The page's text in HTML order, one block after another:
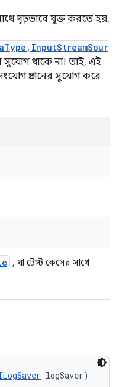
দৃঢ়ভাবে যুক্ত করতে হয়,
থাকে না। তাই, এই
প্রদানের সুযোগ করে
, যা টেস্ট কেসের সাথে
logSaver)